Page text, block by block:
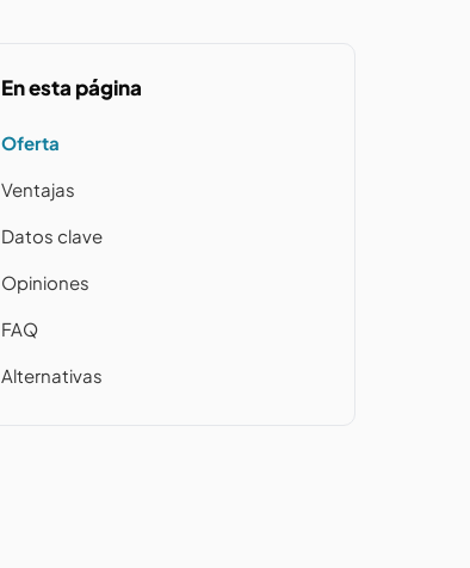
En esta página
Oferta
Ventajas
Datos clave
Opiniones
FAQ
Alternativas